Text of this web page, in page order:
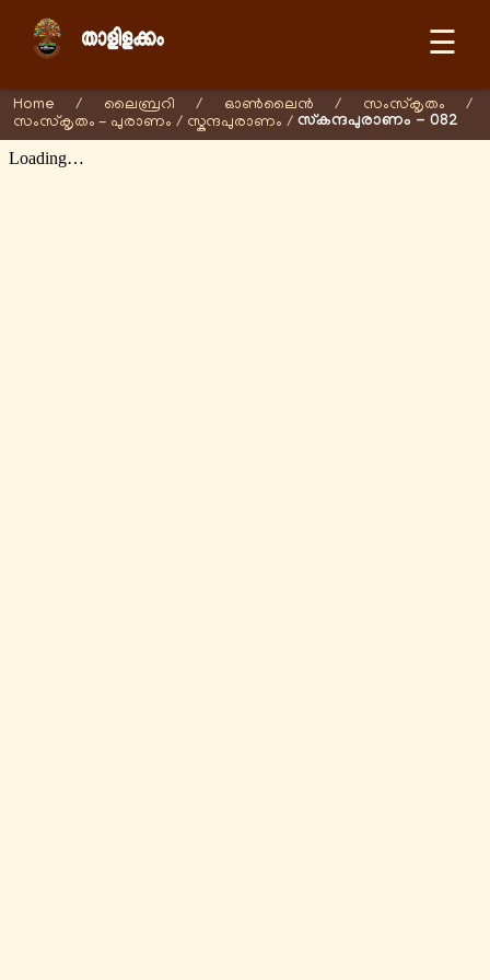
☰
Home / ലൈബ്രറി / ഓണ്‍ലൈന്‍ / സംസ്കൃതം
/
സംസ്കൃതം - പുരാണം / സ്കന്ദപുരാണം / സ്കന്ദപുരാണം - 082